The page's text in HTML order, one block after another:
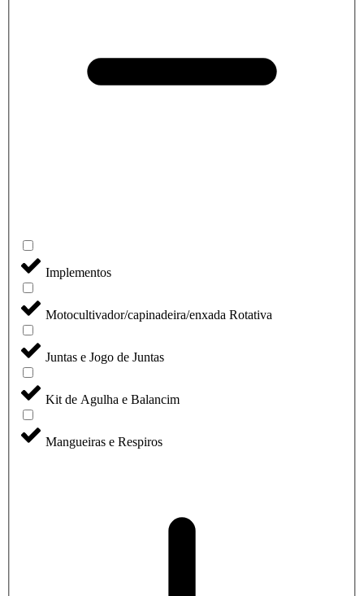
Implementos
Motocultivador/capinadeira/enxada Rotativa
Juntas e Jogo de Juntas
Kit de Agulha e Balancim
Mangueiras e Respiros